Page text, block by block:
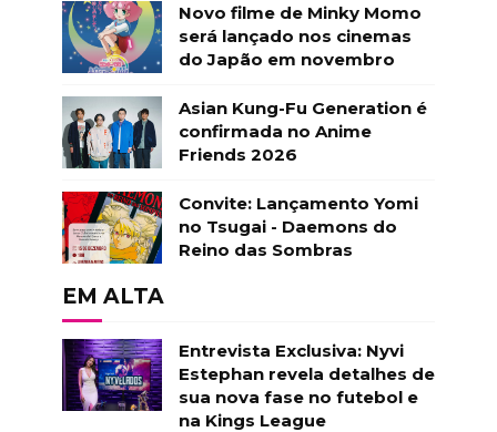
Novo filme de Minky Momo
será lançado nos cinemas
do Japão em novembro
Asian Kung-Fu Generation é
confirmada no Anime
Friends 2026
Convite: Lançamento Yomi
no Tsugai - Daemons do
Reino das Sombras
EM ALTA
Entrevista Exclusiva: Nyvi
Estephan revela detalhes de
sua nova fase no futebol e
na Kings League